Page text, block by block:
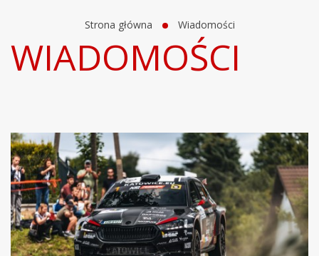
Strona główna Wiadomości
WIADOMOŚCI